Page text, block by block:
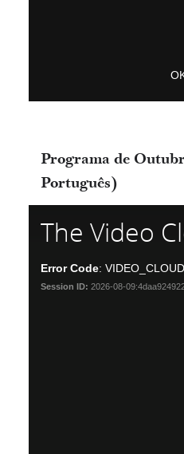
Programa de
Português)
The Video
Error Code:
Session ID: 2026-08-